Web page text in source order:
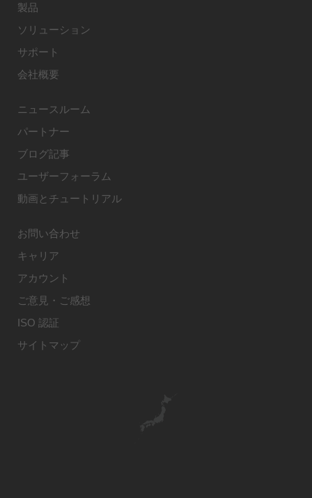
製品
ソリューション
サポート
会社概要
ニュースルーム
パートナー
ブログ記事
ユーザーフォーラム
動画とチュートリアル
お問い合わせ
キャリア
アカウント
ご意見・ご感想
ISO 認証
サイトマップ